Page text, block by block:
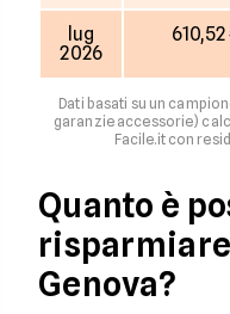
lug
2026
Dati basati su un
garanzie accessorie)
Facile.it con
Quanto è
risparmiare
Genova?